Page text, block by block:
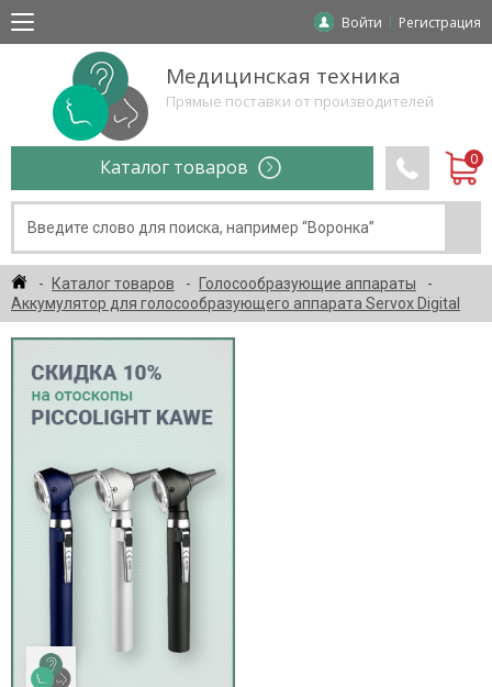
Войти Регистрация
Медицинская техника
Прямые поставки от производителей
Каталог товаров
Каталог товаров
Голосообразующие аппараты
Аккумулятор для голосообразующего аппарата Servox Digital